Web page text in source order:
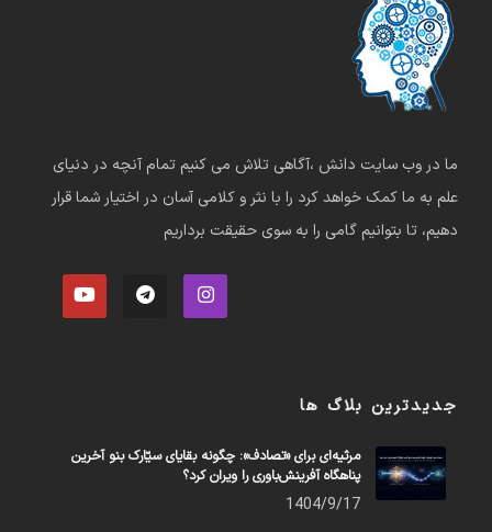
ما در وب سایت دانش ،آگاهی تلاش می کنیم تمام آنچه در دنیای
علم به ما کمک خواهد کرد را با نثر و کلامی آسان در اختیار شما قرار
دهیم، تا بتوانیم گامی را به سوی حقیقت برداریم
جدیدترین بلاگ ها
مرثیه‌ای برای «تصادف»: چگونه بقایای سیّارک بنو آخرین
پناهگاه آفرینش‌باوری را ویران کرد؟
1404/9/17